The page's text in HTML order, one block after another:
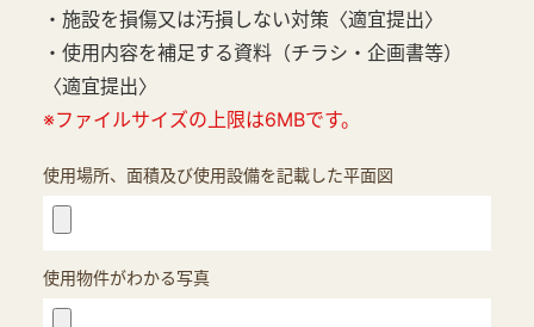
・施設を損傷又は汚損しない対策〈適宜提出〉
・使用内容を補足する資料（チラシ・企画書等）
〈適宜提出〉
※ファイルサイズの上限は6MBです。
使用場所、面積及び使用設備を記載した平面図
使用物件がわかる写真